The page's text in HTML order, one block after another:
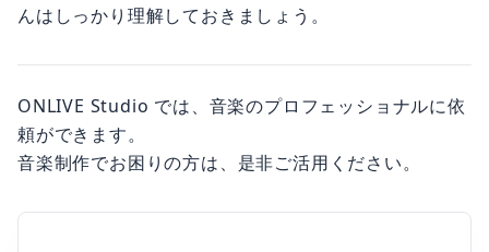
んはしっかり理解しておきましょう。
ONLIVE Studio では、音楽のプロフェッショナルに依
頼ができます。
音楽制作でお困りの方は、是非ご活用ください。